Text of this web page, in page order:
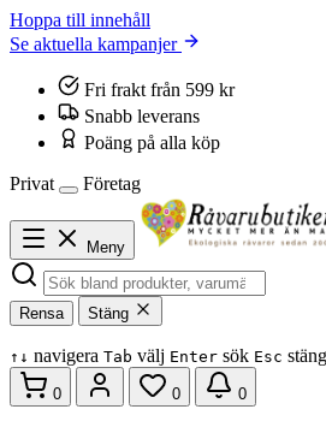
Hoppa till innehåll
Se aktuella kampanjer
Fri frakt från 599 kr
Snabb leverans
Poäng på alla köp
Privat
Företag
Meny
Rensa Stäng
↑ ↓ navigera Tab välj Enter sök Esc stäng
0 0 0